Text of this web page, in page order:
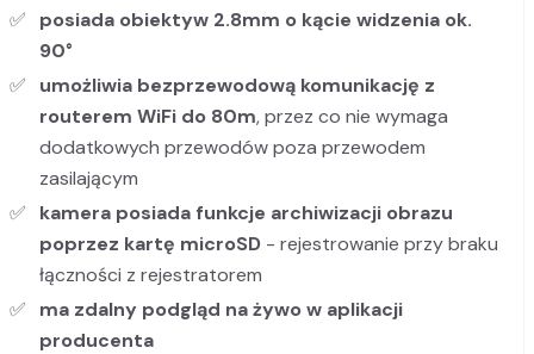
posiada obiektyw 2.8mm o kącie widzenia ok.
90°
umożliwia bezprzewodową komunikację z
routerem WiFi do 80m, przez co nie wymaga
dodatkowych przewodów poza przewodem
zasilającym
kamera posiada funkcje archiwizacji obrazu
poprzez kartę microSD - rejestrowanie przy braku
łączności z rejestratorem
ma zdalny podgląd na żywo w aplikacji
producenta